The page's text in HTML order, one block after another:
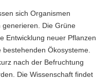
sich Organismen
Die Grüne
Entwicklung neuer Pflanzen
bestehenden Ökosysteme.
nach der Befruchtung
Die Wissenschaft findet